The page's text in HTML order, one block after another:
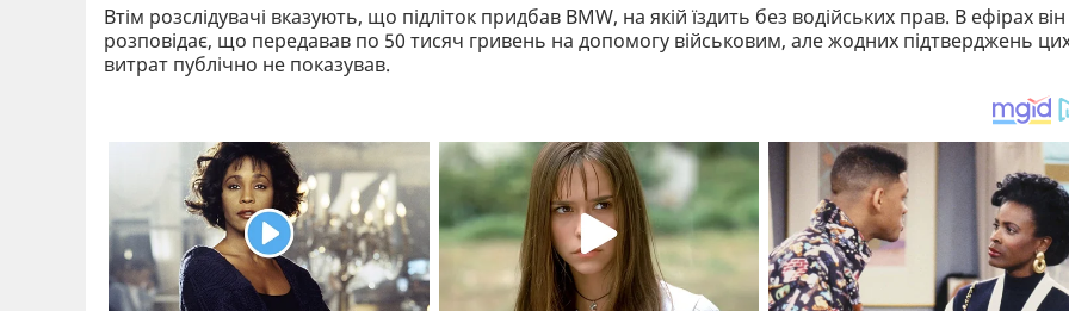
Втім розслідувачі вказують, що підліток придбав BMW, на якій їздить без водійських прав. В ефірах він
розповідає, що передавав по 50 тисяч гривень на допомогу військовим, але жодних підтверджень
витрат публічно не показував.